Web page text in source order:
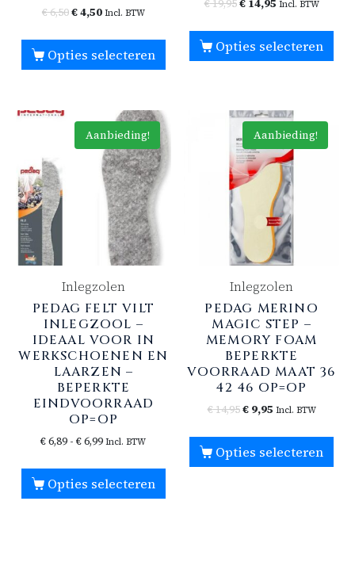
€6,50€4,50 Incl. BTW
Opties selecteren
€19,95€14,95 Incl. BTW
Opties selecteren
Aanbieding!
Inlegzolen
PEDAG FELT VILT
INLEGZOOL –
IDEAAL VOOR IN
WERKSCHOENEN EN
LAARZEN –
BEPERKTE
EINDVOORRAAD
OP=OP
€6,89 - €6,99 Incl. BTW
Opties selecteren
Aanbieding!
Inlegzolen
PEDAG MERINO
MAGIC STEP –
MEMORY FOAM
BEPERKTE
VOORRAAD MAAT 36
42 46 OP=OP
€14,95€9,95 Incl. BTW
Opties selecteren